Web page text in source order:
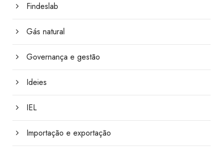
Findeslab
Gás natural
Governança e gestão
Ideies
IEL
Importação e exportação